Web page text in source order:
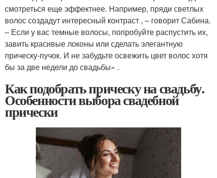
смотреться еще эффектнее. Например, пряди светлых
волос создадут интересный контраст , – говорит Сабина.
– Если у вас темные волосы, попробуйте распустить их,
завить красивые локоны или сделать элегантную
прическу-пучок. И не забудьте освежить цвет волос хотя
бы за две недели до свадьбы» .
Как подобрать прическу на свадьбу.
Особенности выбора свадебной
прически